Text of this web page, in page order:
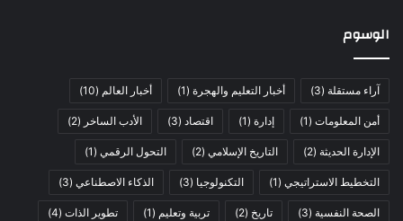
الوسوم
آراء مستقلة (3) أخبار التعليم والهجرة (1) أخبار العالم (10)
أمن المعلومات (1) إدارة (1) اقتصاد (3) الأدب الساخر (2)
الإدارة الحديثة (2) التاريخ الإسلامي (2) التحول الرقمي (1)
التخطيط الاستراتيجي (1) التكنولوجيا (3) الذكاء الاصطناعي (3)
الصحة النفسية (3) تاريخ (2) تربية وتعليم (1) تطوير الذات (4)